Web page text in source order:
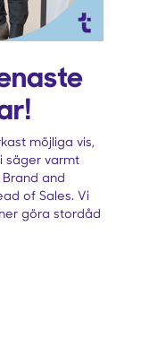
möjliga vis,
säger varmt
and
of Sales. Vi
göra stordåd